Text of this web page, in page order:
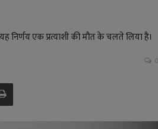
निर्णय एक प्रत्याशी की मौत के चलते लिया है।
0